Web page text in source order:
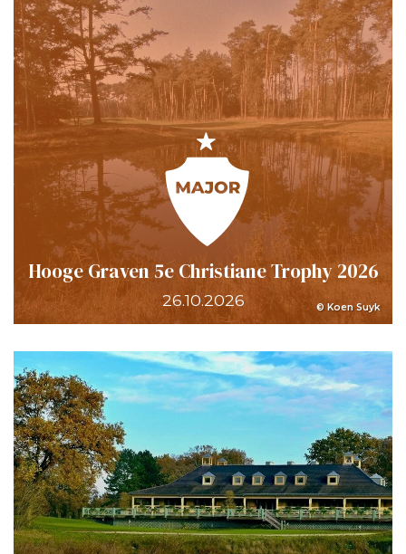
© Koen Suyk
Hooge Graven 5e Christiane Trophy 2026
26.10.2026